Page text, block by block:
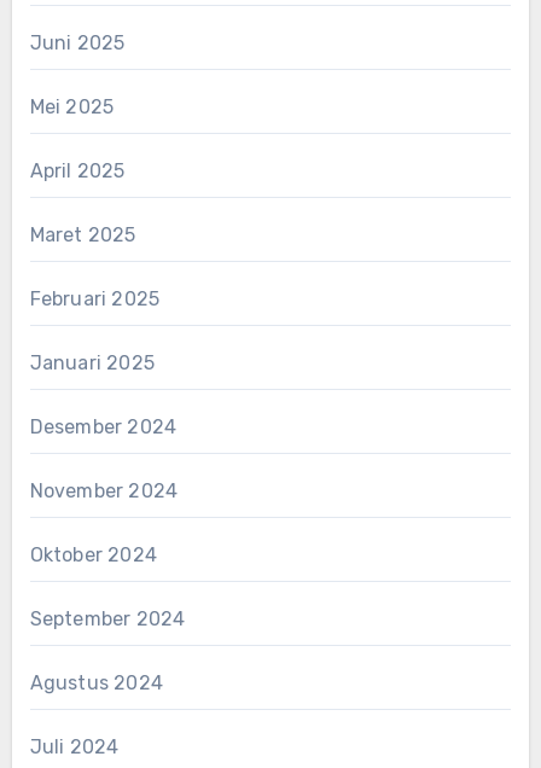
Juni 2025
Mei 2025
April 2025
Maret 2025
Februari 2025
Januari 2025
Desember 2024
November 2024
Oktober 2024
September 2024
Agustus 2024
Juli 2024